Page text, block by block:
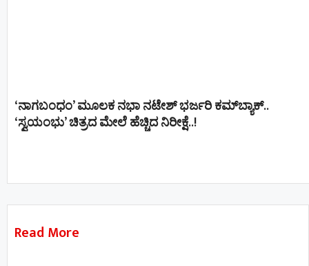
‘ನಾಗಬಂಧಂ’ ಮೂಲಕ ನಭಾ ನಟೇಶ್ ಭರ್ಜರಿ ಕಮ್‌ಬ್ಯಾಕ್..
‘ಸ್ವಯಂಭು’ ಚಿತ್ರದ ಮೇಲೆ ಹೆಚ್ಚಿದ ನಿರೀಕ್ಷೆ..!
Read More